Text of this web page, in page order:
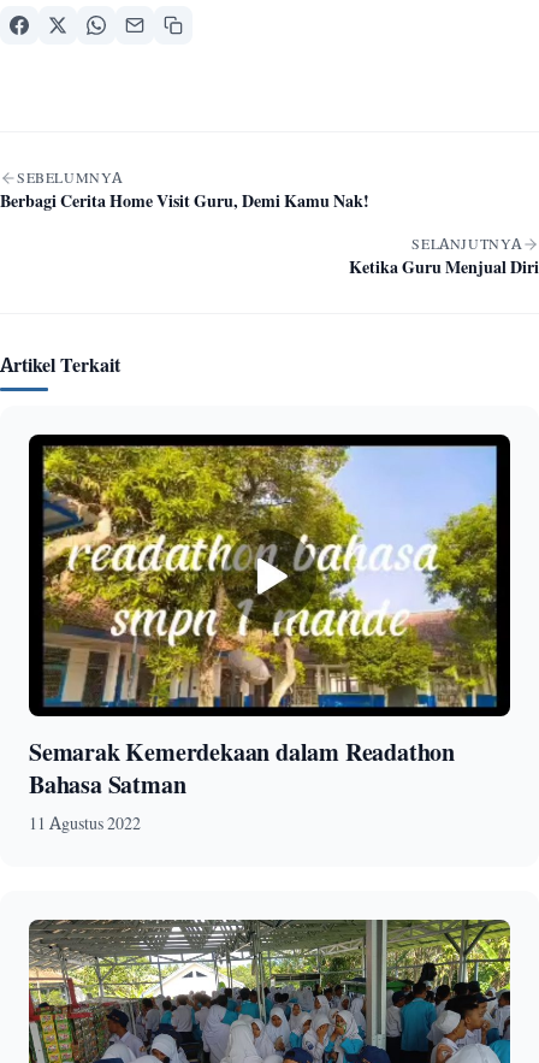
Navigasi artikel
SEBELUMNYA
Berbagi Cerita Home Visit Guru, Demi Kamu Nak!
SELANJUTNYA
Ketika Guru Menjual Diri
Artikel Terkait
Semarak Kemerdekaan dalam Readathon
Bahasa Satman
11 Agustus 2022